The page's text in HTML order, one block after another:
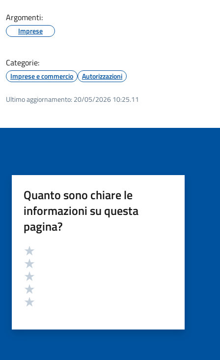
Argomenti:
Imprese
Categorie:
Imprese e commercio Autorizzazioni
Ultimo aggiornamento: 20/05/2026 10:25.11
Quanto sono chiare le
informazioni su questa
pagina?
Valutazione